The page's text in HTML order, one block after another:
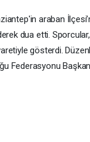
araban
dua etti.
gösterdi.
Federasyonu